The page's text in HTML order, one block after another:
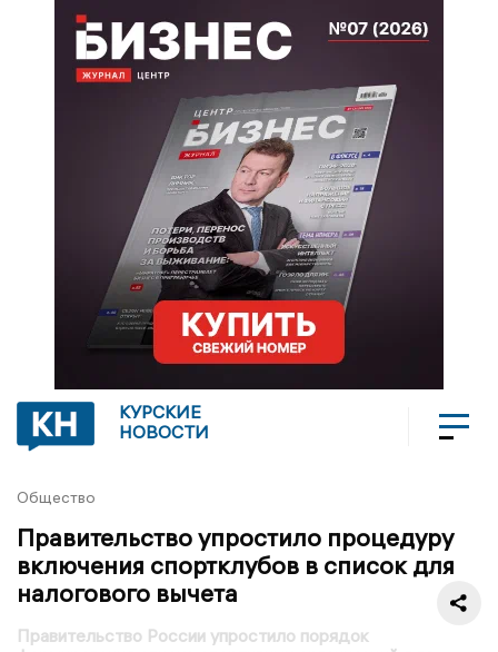
КУРСКИЕ
НОВОСТИ
Общество
Правительство упростило процедуру
включения спортклубов в список для
налогового вычета
Правительство России упростило порядок